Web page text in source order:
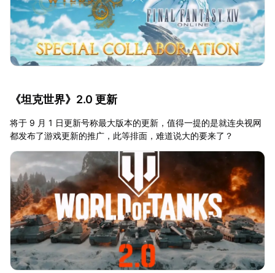
《坦克世界》2.0 更新
将于 9 月 1 日更新号称最大版本的更新，值得一提的是就连央视网
都发布了游戏更新的推广，此等排面，难道说大的要来了？